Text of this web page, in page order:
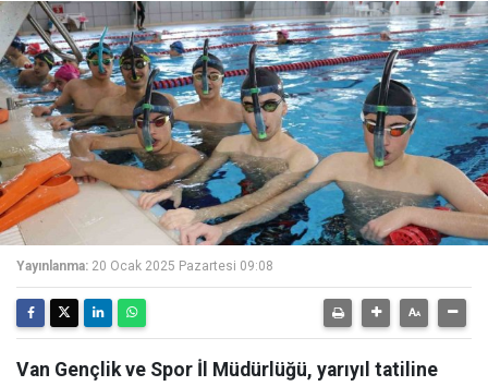
Yayınlanma: 20 Ocak 2025 Pazartesi 09:08
Van Gençlik ve Spor İl Müdürlüğü, yarıyıl tatiline